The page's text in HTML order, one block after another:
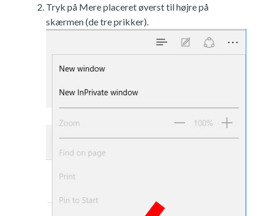
Tryk på Mere placeret øverst til højre på
skærmen (de tre prikker).